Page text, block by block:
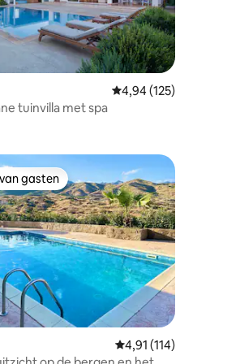
van 4,94 uit 5, 126 recensies
Gemiddelde
4,94 (125)
tuinvilla met spa
gasten
gasten
Gemiddelde
4,91 (114)